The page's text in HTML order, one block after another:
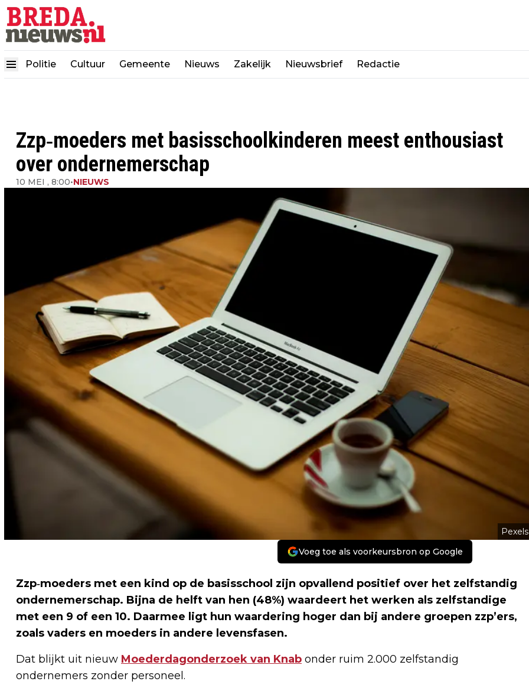
Politie Cultuur Gemeente Nieuws Zakelijk Nieuwsbrief Redactie
Zzp‐moeders met basisschoolkinderen meest enthousiast
over ondernemerschap
10 MEI , 8:00•NIEUWS
Pexels
Voeg toe als voorkeursbron op Google
Zzp‑moeders met een kind op de basisschool zijn opvallend positief over het zelfstandig
ondernemerschap. Bijna de helft van hen (48%) waardeert het werken als zelfstandige
met een 9 of een 10. Daarmee ligt hun waardering hoger dan bij andere groepen zzp’ers,
zoals vaders en moeders in andere levensfasen.
Dat blijkt uit nieuw Moederdagonderzoek van Knab onder ruim 2.000 zelfstandig
ondernemers zonder personeel.